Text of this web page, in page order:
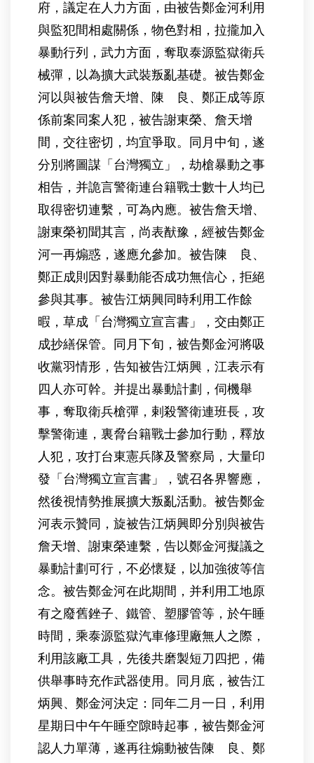
府，議定在人力方面，由被告鄭金河利用
與監犯間相處關係，物色對相，拉攏加入
暴動行列，武力方面，奪取泰源監獄衛兵
械彈，以為擴大武裝叛亂基礎。被告鄭金
河以與被告詹天增、陳 良、鄭正成等原
係前案同案人犯，被告謝東榮、詹天增
間，交往密切，均宜爭取。同月中旬，遂
分別將圖謀「台灣獨立」，劫槍暴動之事
相告，并詭言警衛連台籍戰士數十人均已
取得密切連繫，可為內應。被告詹天增、
謝東榮初聞其言，尚表猷豫，經被告鄭金
河一再煽惑，遂應允參加。被告陳 良、
鄭正成則因對暴動能否成功無信心，拒絕
參與其事。被告江炳興同時利用工作餘
暇，草成「台灣獨立宣言書」，交由鄭正
成抄繕保管。同月下旬，被告鄭金河將吸
收黨羽情形，告知被告江炳興，江表示有
四人亦可幹。并提出暴動計劃，伺機舉
事，奪取衛兵槍彈，剌殺警衛連班長，攻
擊警衛連，裏脅台籍戰士參加行動，釋放
人犯，攻打台東憲兵隊及警察局，大量印
發「台灣獨立宣言書」，號召各界響應，
然後視情勢推展擴大叛亂活動。被告鄭金
河表示贊同，旋被告江炳興即分別與被告
詹天增、謝東榮連繫，告以鄭金河擬議之
暴動計劃可行，不必懷疑，以加強彼等信
念。被告鄭金河在此期間，并利用工地原
有之廢舊銼子、鐵管、塑膠管等，於午睡
時間，乘泰源監獄汽車修理廠無人之際，
利用該廠工具，先後共磨製短刀四把，備
供舉事時充作武器使用。同月底，被告江
炳興、鄭金河決定：同年二月一日，利用
星期日中午午睡空隙時起事，被告鄭金河
認人力單薄，遂再往煽動被告陳 良、鄭